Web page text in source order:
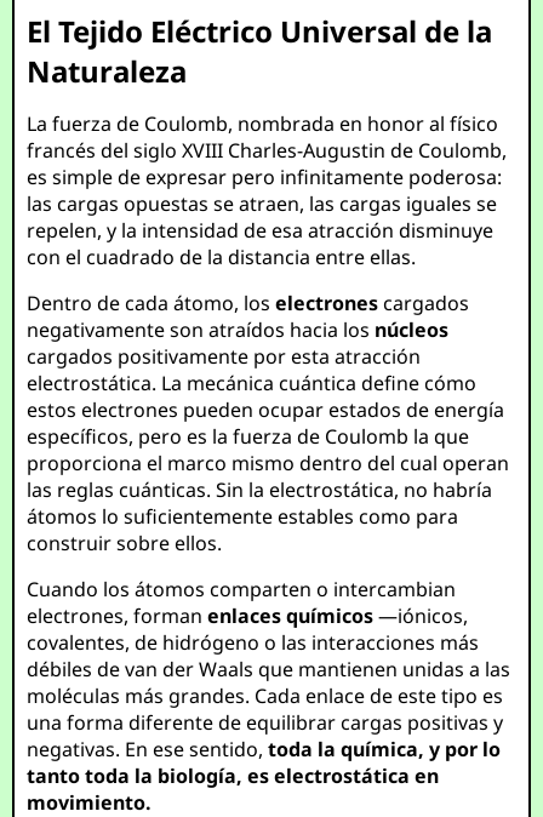
El Tejido Eléctrico Universal de la
Naturaleza
La fuerza de Coulomb, nombrada en honor al físico
francés del siglo XVIII Charles-Augustin de Coulomb,
es simple de expresar pero infinitamente poderosa:
las cargas opuestas se atraen, las cargas iguales se
repelen, y la intensidad de esa atracción disminuye
con el cuadrado de la distancia entre ellas.
Dentro de cada átomo, loselectronescargados
negativamente son atraídos hacia los núcleos
cargados positivamente por esta atracción
electrostática. La mecánica cuántica define cómo
estos electrones pueden ocupar estados de energía
específicos, pero es la fuerza de Coulomb la que
proporciona el marco mismo dentro del cual operan
las reglas cuánticas. Sin la electrostática, no habría
átomos lo suficientemente estables como para
construir sobre ellos.
Cuando los átomos comparten o intercambian
electrones, formanenlaces químicos—iónicos,
covalentes, de hidrógeno o las interacciones más
débiles de van der Waals que mantienen unidas a las
moléculas más grandes. Cada enlace de este tipo es
una forma diferente de equilibrar cargas positivas y
negativas. En ese sentido,toda la química, y por lo
tanto toda la biología, es electrostática en
movimiento.